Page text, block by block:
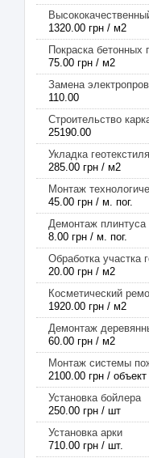
1320.00 грн / м2
Покраска бетонных
75.00 грн / м2
Замена
110.00
Строительство
25190.00
Укладка геотекстиля
285.00 грн / м2
Монтаж
45.00 грн / м. пог.
Демонтаж плинтуса
8.00 грн / м. пог.
Обработка участка
20.00 грн / м2
Косметический
1920.00 грн / м2
Демонтаж
60.00 грн / м2
Монтаж системы
2100.00 грн / объект
Установка бойлера
250.00 грн / шт
Установка арки
710.00 грн / шт.